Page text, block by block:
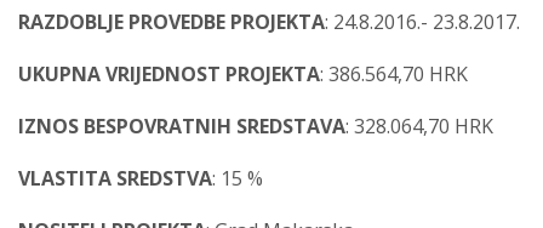
RAZDOBLJE PROVEDBE PROJEKTA: 24.8.2016.- 23.8.2017.
UKUPNA VRIJEDNOST PROJEKTA: 386.564,70 HRK
IZNOS BESPOVRATNIH SREDSTAVA: 328.064,70 HRK
VLASTITA SREDSTVA: 15 %